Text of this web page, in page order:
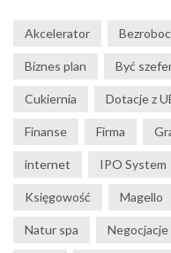
Akcelerator
Biznes plan Być
Cukiernia Dotacje z
Finanse Firma
internet IPO System
Księgowość Magello
Natur spa Negocjacje